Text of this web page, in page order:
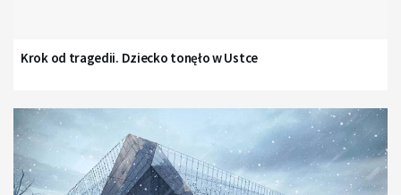
Krok od tragedii. Dziecko tonęło w Ustce